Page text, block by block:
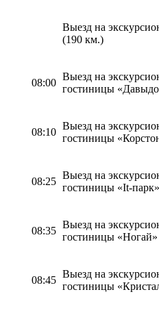
Выезд на
(190 км.)
08:00
Выезд на
гостиницы
08:10
Выезд на
гостиницы
08:25
Выезд на
гостиницы «It-
08:35
Выезд на
гостиницы
08:45
Выезд на
гостиницы